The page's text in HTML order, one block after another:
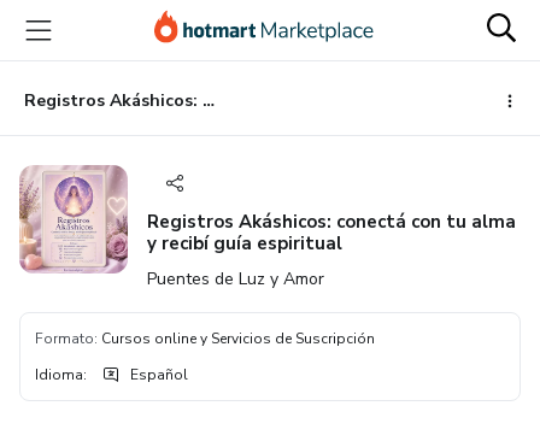
principal
página
de
página
Registros Akáshicos: conectá con tu alma y recibí guía espiritual
Registros Akáshicos: conectá con tu alma
y recibí guía espiritual
Puentes de Luz y Amor
Formato: Cursos online y Servicios de Suscripción
Idioma: Español